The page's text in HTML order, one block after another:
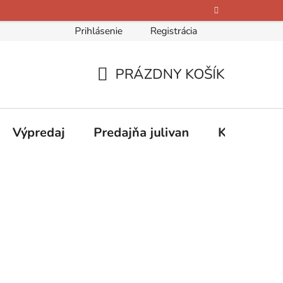
Kontakty O nás Hodnotenie obchodu
Prihlásenie Registrácia
KOŠÍK
PRÁZDNY KOŠÍK
Výpredaj Predajňa julivan Kontakty